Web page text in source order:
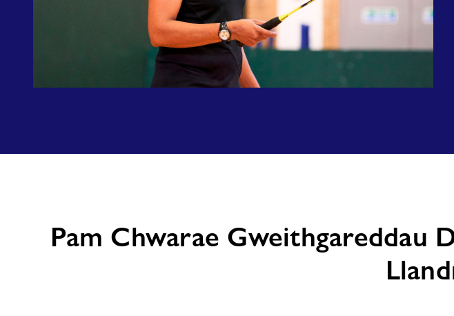
Pam Chwarae Gweithgareddau